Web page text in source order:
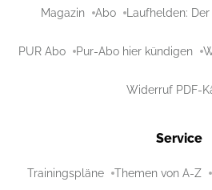
Magazin Abo Laufhelden:
PUR Abo Pur-Abo hier kündigen
Widerruf PDF-
Service
Trainingspläne Themen von A-Z